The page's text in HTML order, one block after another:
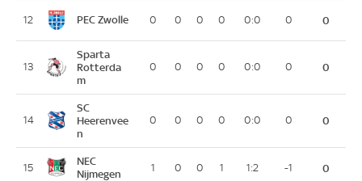
12 PEC Zwolle 0 0 0 0 0:0 0 0
13
Sparta
Rotterda
m
0 0 0 0 0:0 0 0
14
SC
Heerenvee
n
0 0 0 0 0:0 0 0
15
NEC
Nijmegen
1 0 0 1 1:2 -1 0